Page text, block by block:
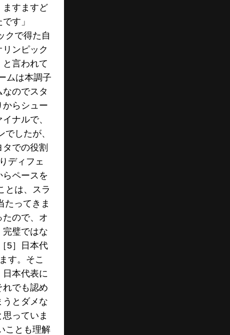
ますますど
す」
クで得た自
ンピック
言われて
ムは本調子
のでスタ
からシュー
ナルで、
したが、
での役割
ディフェ
ペースを
とは、スラ
たってきま
ので、オ
完璧ではな
5］日本代
す。そこ
本代表に
でも認め
とダメな
っていま
ことも理解